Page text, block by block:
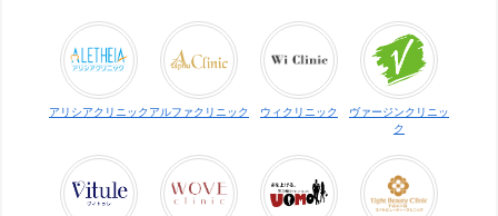
アリシアクリニック アルファクリニック ウィクリニック
ヴァージンクリニッ
ク